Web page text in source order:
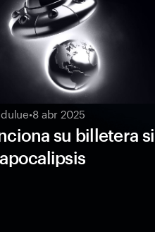
•8 abr 2025
su billetera